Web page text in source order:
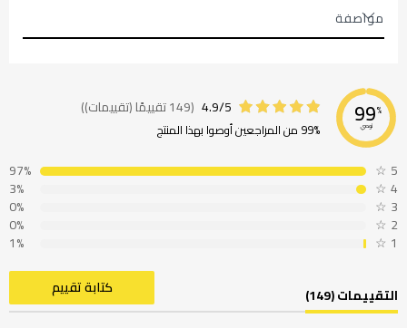
مواصفة
99%
نوصي
4.9/5 (149 تقييمًا (تقييمات))
99% من المراجعين أوصوا بهذا المنتج
5
☆
97%
4
☆
3%
3
☆
0%
2
☆
0%
1
☆
1%
التقييمات (149) كتابة تقييم